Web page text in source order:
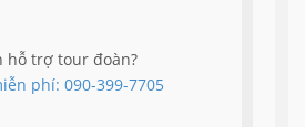
hỗ trợ tour đoàn?
phí: 090-399-7705